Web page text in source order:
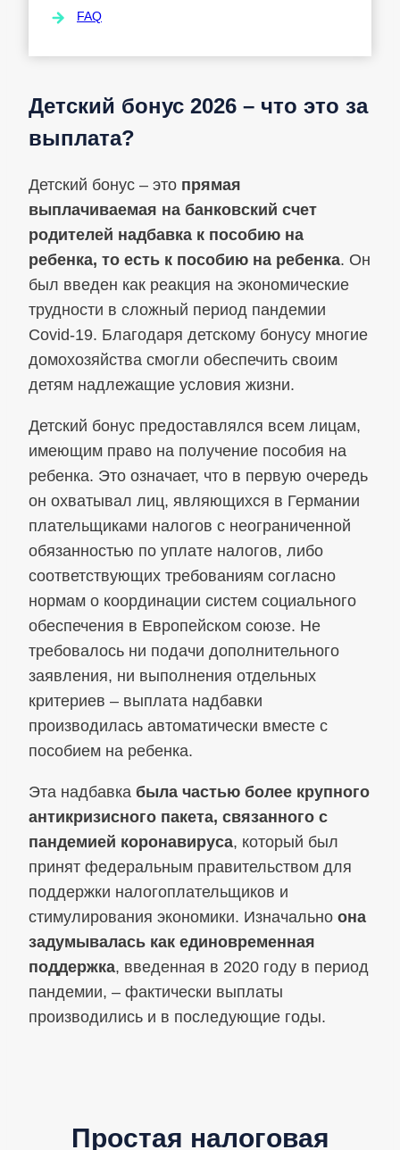
FAQ
Детский бонус 2026 – что это за
выплата?
Детский бонус – это прямая
выплачиваемая на банковский счет
родителей надбавка к пособию на
ребенка, то есть к пособию на ребенка. Он
был введен как реакция на экономические
трудности в сложный период пандемии
Covid-19. Благодаря детскому бонусу многие
домохозяйства смогли обеспечить своим
детям надлежащие условия жизни.
Детский бонус предоставлялся всем лицам,
имеющим право на получение пособия на
ребенка. Это означает, что в первую очередь
он охватывал лиц, являющихся в Германии
плательщиками налогов с неограниченной
обязанностью по уплате налогов, либо
соответствующих требованиям согласно
нормам о координации систем социального
обеспечения в Европейском союзе. Не
требовалось ни подачи дополнительного
заявления, ни выполнения отдельных
критериев – выплата надбавки
производилась автоматически вместе с
пособием на ребенка.
Эта надбавка была частью более крупного
антикризисного пакета, связанного с
пандемией коронавируса, который был
принят федеральным правительством для
поддержки налогоплательщиков и
стимулирования экономики. Изначально она
задумывалась как единовременная
поддержка, введенная в 2020 году в период
пандемии, – фактически выплаты
производились и в последующие годы.
Простая налоговая